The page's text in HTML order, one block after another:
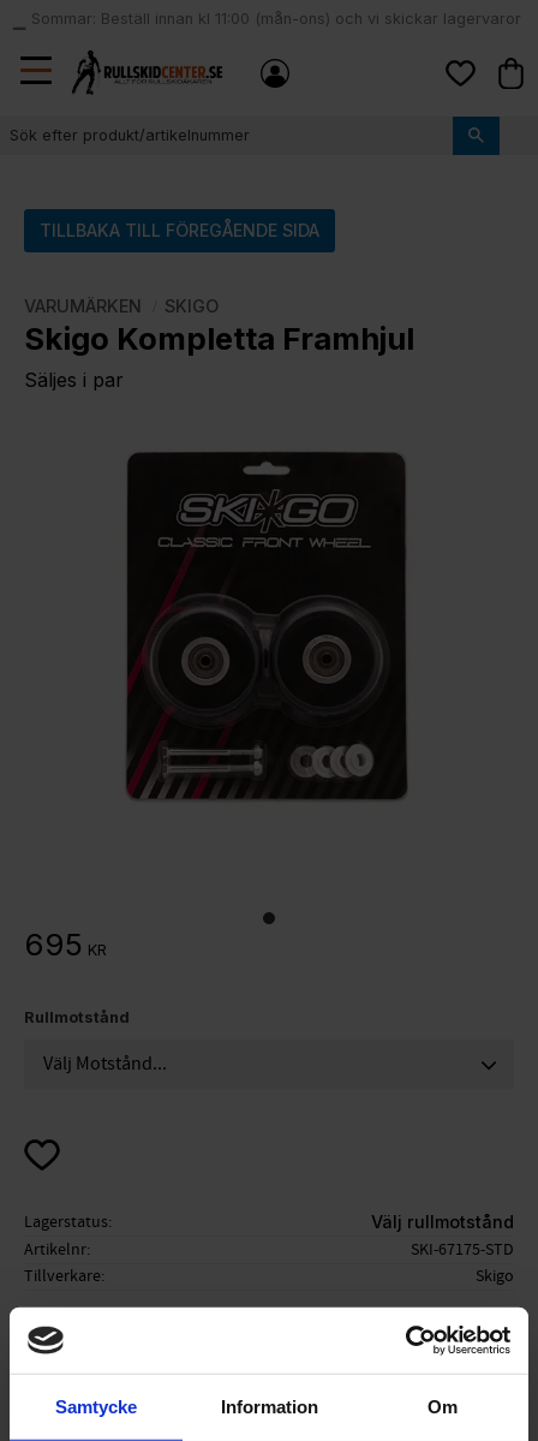
Samtycke Information Om
Meny
local_shipping
Sommar: Beställ innan kl 11:00 (mån-ons) och vi skickar lagervaror
samma dag
TILLBAKA TILL FÖREGÅENDE SIDA
VARUMÄRKEN SKIGO
Skigo Kompletta Framhjul
Säljes i par
695 KR
Rullmotstånd
Lägg till i favoriter
Lagerstatus Välj rullmotstånd
Artikelnr
SKI-67175-STD
Tillverkare
Skigo
Visa alla produkter från Skigo
Ge ett omdöme!